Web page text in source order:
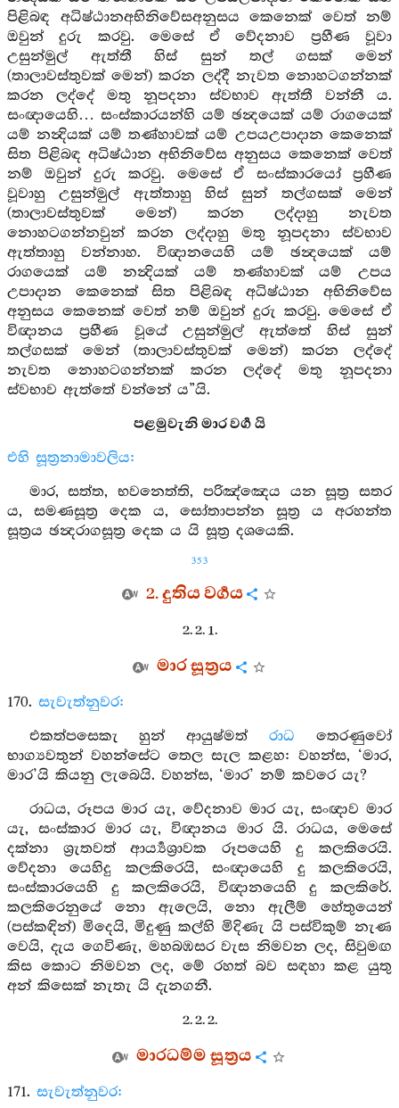
පිළිබඳ අධිෂ්ඨානඅභිනිවේසඅනුසය කෙනෙක් වෙත් නම්
ඔවුන් දුරු කරවු. මෙසේ ඒ වේදනාව ප්‍රහීණ වූවා
උසුන්මුල් ඇත්තී හිස් සුන් තල් ගසක් මෙන්
(තාලාවස්තුවක් මෙන්) කරන ලද්දී නැවත නොහටගන්නක්
කරන ලද්දේ මතු නූපදනා ස්වභාව ඇත්තී වන්නී ය.
සංඥායෙහි… සංස්කාරයන්හි යම් ඡන්‍දයෙක් යම් රාගයෙක්
යම් නන්‍දියක් යම් තණ්හාවක් යම් උපයඋපාදාන කෙනෙක්
සිත පිළිබඳ අධිෂ්ඨාන අභිනිවේස අනුසය කෙනෙක් වෙත්
නම් ඔවුන් දුරු කරවු. මෙසේ ඒ සංස්කාරයෝ ප්‍රහීණ
වූවාහු උසුන්මුල් ඇත්තාහු හිස් සුන් තල්ගසක් මෙන්
(තාලාවස්තුවක් මෙන්) කරන ලද්දාහු නැවත
නොහටගන්නවුන් කරන ලද්දාහු මතු නූපදනා ස්වභාව
ඇත්තාහු වන්නාහ. විඥානයෙහි යම් ඡන්‍දයෙක් යම්
රාගයෙක් යම් නන්‍දියක් යම් තණ්හාවක් යම් උපය
උපාදාන කෙනෙක් සිත පිළිබඳ අධිෂ්ඨාන අභිනිවේස
අනුසය කෙනෙක් වෙත් නම් ඔවුන් දුරු කරවු. මෙසේ ඒ
විඥානය ප්‍රහීණ වූයේ උසුන්මුල් ඇත්තේ හිස් සුන්
තල්ගසක් මෙන් (තාලාවස්තුවක් මෙන්) කරන ලද්දේ
නැවත නොහටගන්නක් කරන ලද්දේ මතු නූපදනා
ස්වභාව ඇත්තේ වන්නේ ය”යි.
පළමුවැනි මාර වර්‍ග යි
එහි සූත්‍රනාමාවලිය:
මාර, සත්ත, භවනෙත්ති, පරිඤ්ඤෙය යන සූත්‍ර සතර
ය, සමණසූත්‍ර දෙක ය, සෝතාපන්න සූත්‍ර ය අරහන්ත
සූත්‍රය ඡන්‍දරාගසූත්‍ර දෙක ය යි සූත්‍ර දශයෙකි.
353
2. දුතිය වර්‍ගය
2. 2. 1.
මාර සූත්‍රය
170. සැවැත්නුවර:
එකත්පසෙකැ හුන් ආයුෂ්මත්රාධ තෙරණුවෝ
භාග්‍යවතුන් වහන්සේට තෙල සැල කළහ: වහන්ස, ‘මාර,
මාර’යි කියනු ලැබෙයි. වහන්ස, ‘මාර’ නම් කවරෙ යැ?
රාධය, රූපය මාර යැ, වේදනාව මාර යැ, සංඥාව මාර
යැ, සංස්කාර මාර යැ, විඥානය මාර යි. රාධය, මෙසේ
දක්නා ශ්‍රැතවත් ආර්‍ය්‍යශ්‍රාවක රූපයෙහි දු කලකිරෙයි.
වේදනා යෙහිදු කලකිරෙයි, සංඥායෙහි දු කලකිරෙයි,
සංස්කාරයෙහි දු කලකිරෙයි, විඥානයෙහි දු කලකිරේ.
කලකිරෙනුයේ නො ඇලෙයි, නො ඇලීම් හේතුයෙන්
(පස්කඳින්) මිදෙයි, මිදුණු කල්හි මිදිණැ යි පස්විකුම් නැණ
වෙයි, දැය ගෙවිණැ, මහබඹසර වැස නිමවන ලද, සිවුමඟ
කිස කොට නිමවන ලද, මේ රහත් බව සඳහා කළ යුතු
අන් කිසෙක් නැතැ යි දැනගනී.
2. 2. 2.
මාරධම්ම සූත්‍රය
171. සැවැත්නුවර: